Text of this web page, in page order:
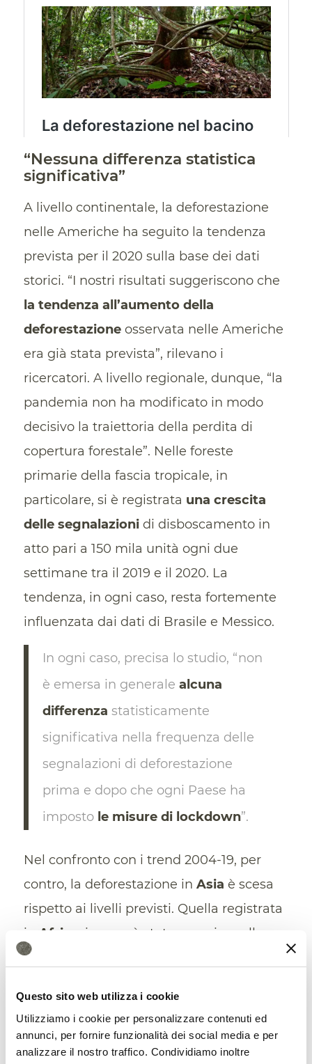
Questo sito web utilizza i cookie
Utilizziamo i cookie per personalizzare contenuti ed
annunci, per fornire funzionalità dei social media e per
analizzare il nostro traffico. Condividiamo inoltre
“Nessuna differenza statistica
significativa”
A livello continentale, la deforestazione
nelle Americhe ha seguito la tendenza
prevista per il 2020 sulla base dei dati
storici. “I nostri risultati suggeriscono che
la tendenza all’aumento della
deforestazioneosservata nelle Americhe
era già stata prevista”, rilevano i
ricercatori. A livello regionale, dunque, “la
pandemia non ha modificato in modo
decisivo la traiettoria della perdita di
copertura forestale”. Nelle foreste
primarie della fascia tropicale, in
particolare, si è registrata una crescita
delle segnalazionidi disboscamento in
atto pari a 150 mila unità ogni due
settimane tra il 2019 e il 2020. La
tendenza, in ogni caso, resta fortemente
influenzata dai dati di Brasile e Messico.
In ogni caso, precisa lo studio, “non
è emersa in generale alcuna
differenza statisticamente
significativa nella frequenza delle
segnalazioni di deforestazione
prima e dopo che ogni Paese ha
imposto le misure di lockdown”.
Nel confronto con i trend 2004-19, per
contro, la deforestazione in Asia è scesa
rispetto ai livelli previsti. Quella registrata
in
Africa
, invece, è stata superiore alle
attese.
Deforestazione: senza la politica, gli
impegni delle imprese sulla soia
non bastano